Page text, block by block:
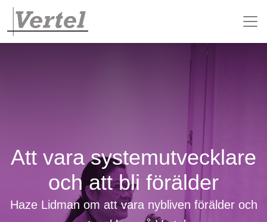
Att vara systemutvecklare
och att bli förälder
Haze Lidman om att vara nybliven förälder och